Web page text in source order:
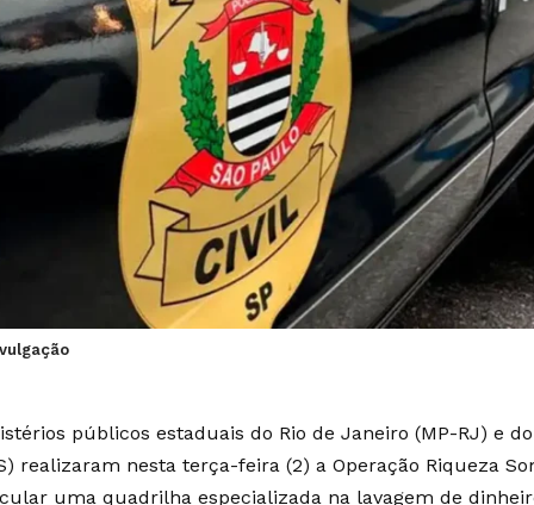
públicos estaduais do Rio de Janeiro (MP-RJ) e
realizaram nesta terça-feira (2) a Operação Riqueza
uma quadrilha especializada na lavagem de